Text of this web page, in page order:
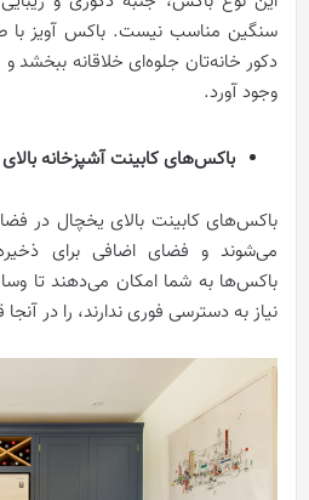
سنگین مناسب نیست. باکس آویز با
دکور خانه‌تان جلوه‌ای خلاقانه
وجود آورد.
باکس‌های کابینت آشپزخانه
باکس‌های کابینت بالای یخچال در
می‌شوند و فضای اضافی برای
باکس‌ها به شما امکان می‌دهند تا
نیاز به دسترسی فوری ندارند، را در آنجا